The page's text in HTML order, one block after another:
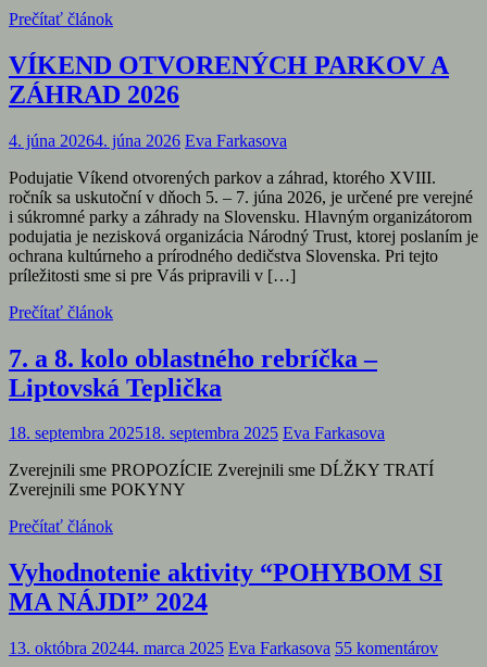
Prečítať článok
VÍKEND OTVORENÝCH PARKOV A
ZÁHRAD 2026
4. júna 20264. júna 2026 Eva Farkasova
Podujatie Víkend otvorených parkov a záhrad, ktorého XVIII.
ročník sa uskutoční v dňoch 5. – 7. júna 2026, je určené pre verejné
i súkromné parky a záhrady na Slovensku. Hlavným organizátorom
podujatia je nezisková organizácia Národný Trust, ktorej poslaním je
ochrana kultúrneho a prírodného dedičstva Slovenska. Pri tejto
príležitosti sme si pre Vás pripravili v […]
Prečítať článok
7. a 8. kolo oblastného rebríčka –
Liptovská Teplička
18. septembra 202518. septembra 2025 Eva Farkasova
Zverejnili sme PROPOZÍCIE Zverejnili sme DĹŽKY TRATÍ
Zverejnili sme POKYNY
Prečítať článok
Vyhodnotenie aktivity “POHYBOM SI
MA NÁJDI” 2024
13. októbra 20244. marca 2025 Eva Farkasova 55 komentárov